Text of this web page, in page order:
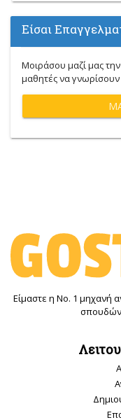
Είσαι
Μοιράσου μαζί μας
μαθητές να
Είμαστε η Νο. 1 μηχανή
σπουδών